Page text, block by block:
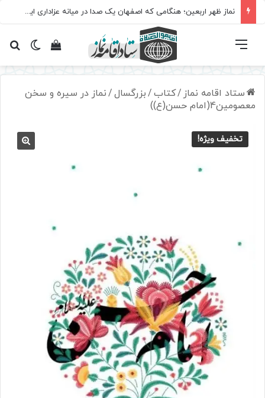
نماز ظهر اربعین؛ هنگامی که اصفهان یک صدا در میانه عزاداری ایستاد
تغییرمشاهده فهرست
ستاد اقامه نماز /کتاب/بزرگسال/نماز در سیره و سخن
معصومین4(امام حسن(ع))
تخفیف ویژه!